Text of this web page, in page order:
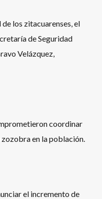
los zitacuarenses, el
de Seguridad
Velázquez,
coordinar
en la población.
el incremento de